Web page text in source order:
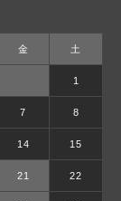
金 土
1
7 8
14 15
21 22